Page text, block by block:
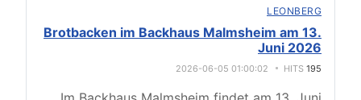
LEONBERG
Brotbacken im Backhaus Malmsheim am 13.
Juni 2026
2026-06-05 01:00:02 HITS 195